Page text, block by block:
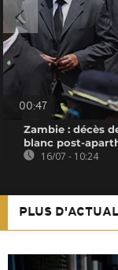
00:47
Zambie : décès
blanc post-
16/07 - 10:24
PLUS